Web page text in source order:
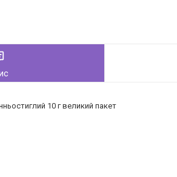
10 г великий пакет